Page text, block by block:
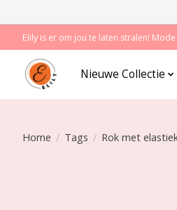
Elily is er om jou te laten stralen!
Nieuwe Collectie
Home / Tags / Rok met